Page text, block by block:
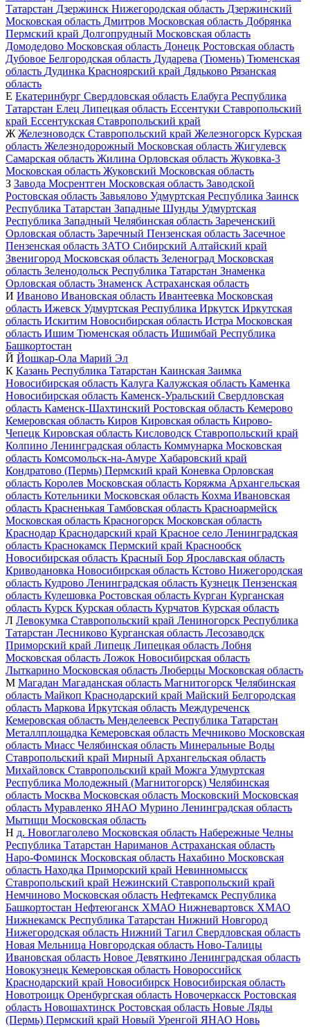
Татарстан Дзержинск Нижегородская область Дзержинский
Московская область Дмитров Московская область Добрянка
Пермский край Долгопрудный Московская область
Домодедово Московская область Донецк Ростовская область
Дубовое Белгородская область Дударева (Тюмень) Тюменская
область Дудинка Красноярский край Дядьково Рязанская
область
Е Екатеринбург Свердловская область Елабуга Республика
Татарстан Елец Липецкая область Ессентуки Ставропольский
край Ессентукская Ставропольский край
Ж Железноводск Ставропольский край Железногорск Курская
область Железнодорожный Московская область Жигулевск
Самарская область Жилина Орловская область Жуковка-3
Московская область Жуковский Московская область
З Завода Мосрентген Московская область Заводской
Ростовская область Завьялово Удмуртская Республика Заинск
Республика Татарстан Западные Шунды Удмуртская
Республика Западный Челябинская область Зареченский
Орловская область Заречный Пензенская область Засечное
Пензенская область ЗАТО Сибирский Алтайский край
Звенигород Московская область Зеленоград Московская
область Зеленодольск Республика Татарстан Знаменка
Орловская область Знаменск Астраханская область
И Иваново Ивановская область Ивантеевка Московская
область Ижевск Удмуртская Республика Иркутск Иркутская
область Искитим Новосибирская область Истра Московская
область Ишим Тюменская область Ишимбай Республика
Башкортостан
Й Йошкар-Ола Марий Эл
К Казань Республика Татарстан Каинская Заимка
Новосибирская область Калуга Калужская область Каменка
Новосибирская область Каменск-Уральский Свердловская
область Каменск-Шахтинский Ростовская область Кемерово
Кемеровская область Киров Кировская область Кирово-
Чепецк Кировская область Кисловодск Ставропольский край
Колпино Ленинградская область Коммунарка Московская
область Комсомольск-на-Амуре Хабаровский край
Кондратово (Пермь) Пермский край Коневка Орловская
область Королев Московская область Коряжма Архангельская
область Котельники Московская область Кохма Ивановская
область Красненькая Тамбовская область Красноармейск
Московская область Красногорск Московская область
Краснодар Краснодарский край Красное село Ленинградская
область Краснокамск Пермский край Краснообск
Новосибирская область Красный Бор Ярославская область
Криводановка Новосибирская область Кстово Нижегородская
область Кудрово Ленинградская область Кузнецк Пензенская
область Кулешовка Ростовская область Курган Курганская
область Курск Курская область Курчатов Курская область
Л Левокумка Ставропольский край Лениногорск Республика
Татарстан Лесниково Курганская область Лесозаводск
Приморский край Липецк Липецкая область Лобня
Московская область Ложок Новосибирская область
Лыткарино Московская область Люберцы Московская область
М Магадан Магаданская область Магнитогорск Челябинская
область Майкоп Краснодарский край Майский Белгородская
область Маркова Иркутская область Междуреченск
Кемеровская область Менделеевск Республика Татарстан
Металлплощадка Кемеровская область Мечниково Московская
область Миасс Челябинская область Минеральные Воды
Ставропольский край Мирный Архангельская область
Михайловск Ставропольский край Можга Удмуртская
Республика Молодежный (Магнитогорск) Челябинская
область Москва Московская область Московский Московская
область Муравленко ЯНАО Мурино Ленинградская область
Мытищи Московская область
Н д. Новоглаголево Московская область Набережные Челны
Республика Татарстан Нариманов Астраханская область
Наро-Фоминск Московская область Нахабино Московская
область Находка Приморский край Невинномысск
Ставропольский край Нежинский Ставропольский край
Немчиново Московская область Нефтекамск Республика
Башкортостан Нефтеюганск ХМАО Нижневартовск ХМАО
Нижнекамск Республика Татарстан Нижний Новгород
Нижегородская область Нижний Тагил Свердловская область
Новая Мельница Новгородская область Ново-Талицы
Ивановская область Новое Девяткино Ленинградская область
Новокузнецк Кемеровская область Новороссийск
Краснодарский край Новосибирск Новосибирская область
Новотроицк Оренбургская область Новочеркасск Ростовская
область Новошахтинск Ростовская область Новые Ляды
(Пермь) Пермский край Новый Уренгой ЯНАО Новь